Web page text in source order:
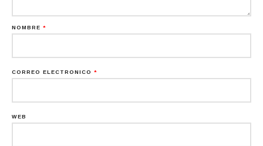
NOMBRE *
CORREO ELECTRÓNICO *
WEB